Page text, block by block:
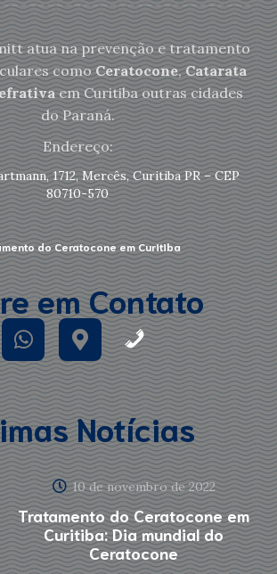
atua na prevenção e tratamento
comoCeratocone,Catarata
em Curitiba outras cidades
do Paraná.
Endereço:
1712, Mercês, Curitiba PR – CEP
80710-570
do Ceratocone em Curitiba
em Contato
Notícias
10 de novembro de 2022
Tratamento do Ceratocone em
Curitiba: Dia mundial do
Ceratocone